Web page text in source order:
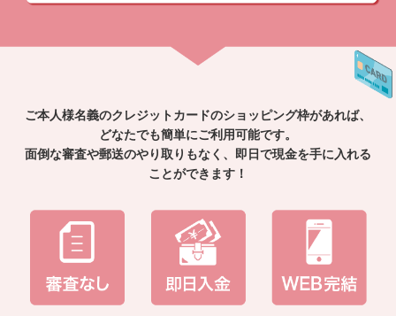
ご本人様名義のクレジットカードのショッピング枠があれば、
どなたでも簡単にご利用可能です。
面倒な審査や郵送のやり取りもなく、即日で現金を手に入れる
ことができます！